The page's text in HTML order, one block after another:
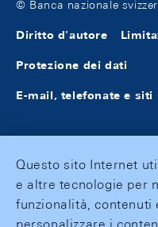
© Banca nazionale
Diritto d'autore
Protezione dei dati
E-mail, telefonate e
Questo sito Internet
e altre tecnologie per
funzionalità, contenuti